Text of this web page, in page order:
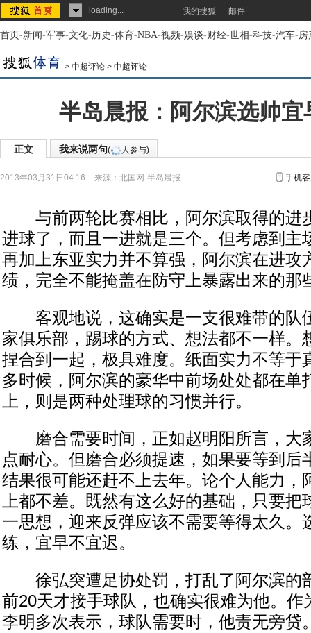
loading... 我的搜狐 邮件
首页-新闻-军事-文化-历史-体育-NBA-视频-娱谈-财经-世相-科技-汽车-房
> 中超评论 > 中超评论
半岛晨报：阿尔滨选帅宜
正文 我来说两句( 人参与)
2013年03月31日04:16 来源： 北国网-半岛晨报 手机
与前两轮比赛相比，阿尔滨取得的进
进球了，而且一进就是三个。但考虑到主
再加上东亚实力并不算强，阿尔滨在进攻
绩，完全不能掩盖在防守上暴露出来的那
客观地说，这确实是一支很难带的队
家俱乐部，踢球的方式、想法都不一样。
捏合到一起，极具难度。纸面实力不等于
多时候，阿尔滨的豪华中前场处处都在单
上，则是两种处理球的习惯并行。
磨合需要时间，正如赵明阳所言，大
点耐心。但磨合必须提速，如果要等到后
结果很可能还赶不上去年。论个人能力，
上都不差。既然有这么好的基础，只要把
一思想，迎来反弹应该不需要等得太久。
练，宜早不宜迟。
徐弘突遭足协处罚，打乱了阿尔滨的
前20天才接手球队，也确实很难为他。作
李明多次表示，球队需要时，他责无旁贷